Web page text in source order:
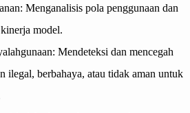
: Menganalisis pola penggunaan dan
model.
: Mendeteksi dan mencegah
ilegal, berbahaya, atau tidak aman untuk